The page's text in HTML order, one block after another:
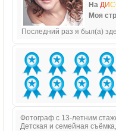
На ДИС
Моя
Последний раз я был(а)
Фотограф с 13-летним
Детская и семейная